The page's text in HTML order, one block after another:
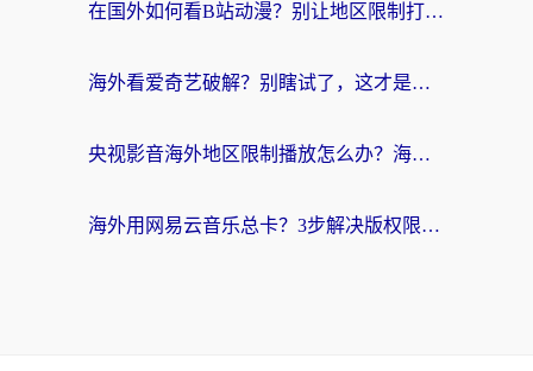
在国外如何看B站动漫？别让地区限制打断你的追番节奏
海外看爱奇艺破解？别瞎试了，这才是留学生华人追剧看球的正确打开方式
央视影音海外地区限制播放怎么办？海外党亲测有效的回国加速指南
海外用网易云音乐总卡？3步解决版权限制+卡顿，还能听喜马拉雅！